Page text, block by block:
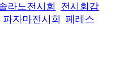
라노전시회
전시회감
파자마전시회
페레스